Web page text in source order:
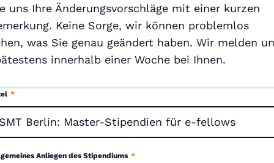
uns Ihre Änderungsvorschläge mit einer kurzen
Keine Sorge, wir können problemlos
was Sie genau geändert haben. Wir melden
innerhalb einer Woche bei Ihnen.
*
Anliegen des Stipendiums *